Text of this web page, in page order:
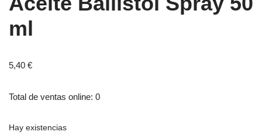
ml
5,40 €
Total de ventas online: 0
Hay existencias